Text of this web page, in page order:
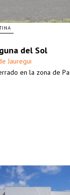
del Sol
Jauregui
en la zona de